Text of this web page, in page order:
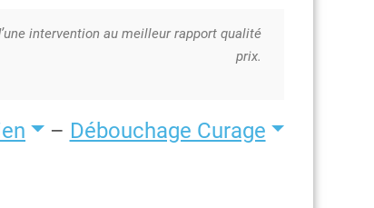
intervention au meilleur rapport qualité
prix.
– Débouchage Curage